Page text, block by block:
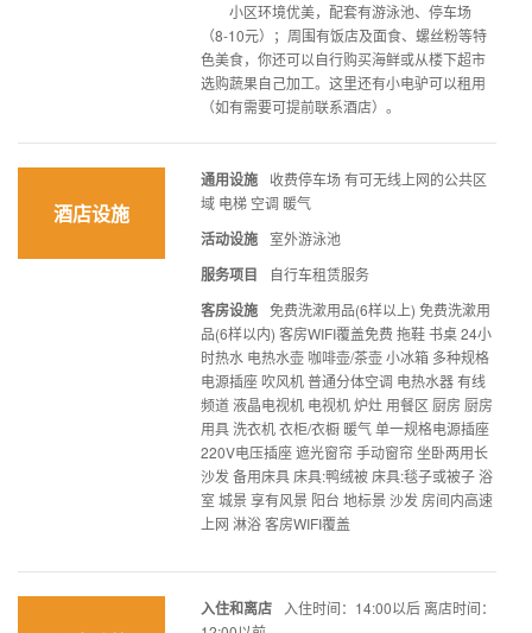
小区环境优美，配套有游泳池、停车场
（8-10元）；周围有饭店及面食、螺丝粉等特
色美食，你还可以自行购买海鲜或从楼下超市
选购蔬果自己加工。这里还有小电驴可以租用
（如有需要可提前联系酒店）。
酒店设施
通用设施
收费停车场 有可无线上网的公共区
域 电梯 空调 暖气
活动设施 室外游泳池
服务项目 自行车租赁服务
客房设施 免费洗漱用品(6样以上) 免费洗漱用
品(6样以内) 客房WIFI覆盖免费 拖鞋 书桌 24小
时热水 电热水壶 咖啡壶/茶壶 小冰箱 多种规格
电源插座 吹风机 普通分体空调 电热水器 有线
频道 液晶电视机 电视机 炉灶 用餐区 厨房 厨房
用具 洗衣机 衣柜/衣橱 暖气 单一规格电源插座
220V电压插座 遮光窗帘 手动窗帘 坐卧两用长
沙发 备用床具 床具:鸭绒被 床具:毯子或被子 浴
室 城景 享有风景 阳台 地标景 沙发 房间内高速
上网 淋浴 客房WIFI覆盖
入住和离店
入住时间：14:00以后 离店时间：